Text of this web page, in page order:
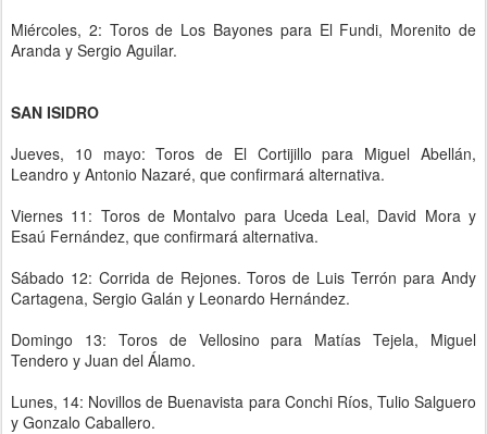
Miércoles, 2: Toros de Los Bayones para El Fundi, Morenito de
Aranda y Sergio Aguilar.
SAN ISIDRO
Jueves, 10 mayo: Toros de El Cortijillo para Miguel Abellán,
Leandro y Antonio Nazaré, que confirmará alternativa.
Viernes 11: Toros de Montalvo para Uceda Leal, David Mora y
Esaú Fernández, que confirmará alternativa.
Sábado 12: Corrida de Rejones. Toros de Luis Terrón para Andy
Cartagena, Sergio Galán y Leonardo Hernández.
Domingo 13: Toros de Vellosino para Matías Tejela, Miguel
Tendero y Juan del Álamo.
Lunes, 14: Novillos de Buenavista para Conchi Ríos, Tulio Salguero
y Gonzalo Caballero.